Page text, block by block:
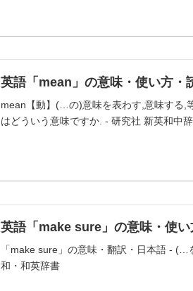
英語「mean」の意味・使い方・
mean【動】(…の)意味を表わす,意味する
はどういう意味ですか. - 研究社 新英和中
英語「make sure」の意味・使
「make sure」の意味・翻訳・日本語 -
和・和英辞書